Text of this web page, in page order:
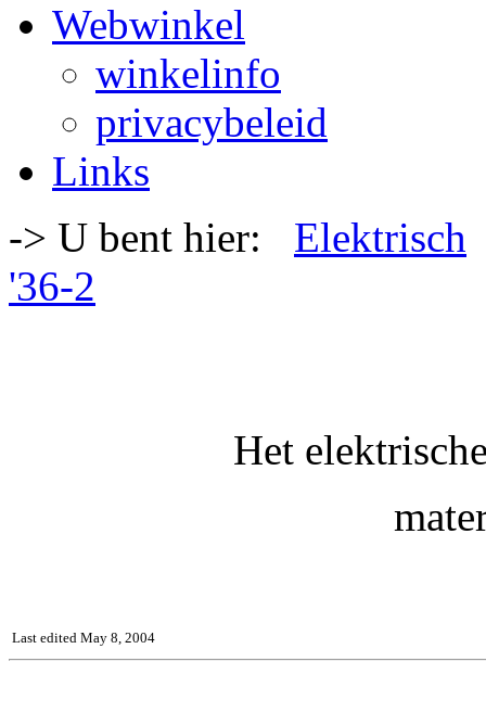
Webwinkel
winkelinfo
privacybeleid
Links
-> U bent hier: Elektrisch
'36-2
Het
Last edited May 8, 2004